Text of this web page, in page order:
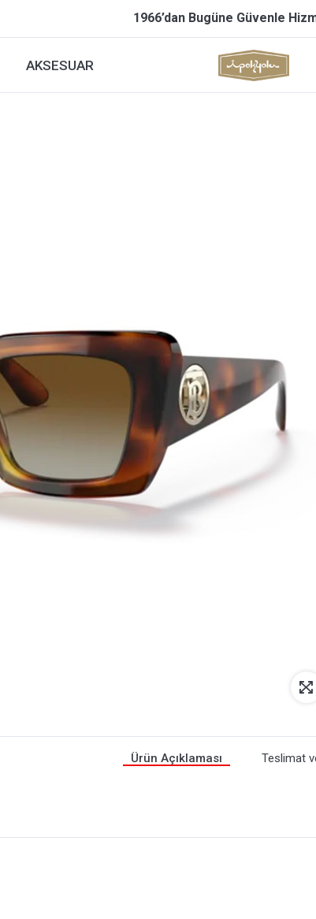
1966’dan Bugüne Güvenle
AKSESUAR
Ürün Açıklaması Teslimat